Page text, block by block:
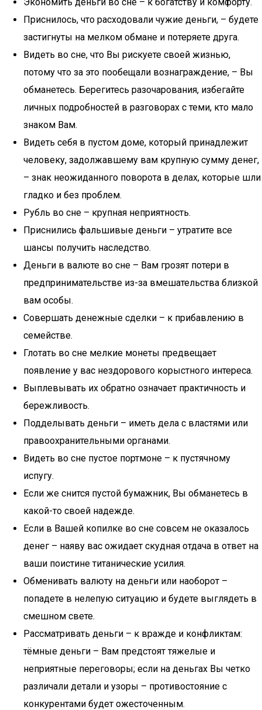
Приснилось, что расходовали чужие деньги, – будете
застигнуты на мелком обмане и потеряете друга.
Видеть во сне, что Вы рискуете своей жизнью,
потому что за это пообещали вознаграждение, – Вы
обманетесь. Берегитесь разочарования, избегайте
личных подробностей в разговорах с теми, кто мало
знаком Вам.
Видеть себя в пустом доме, который принадлежит
человеку, задолжавшему вам крупную сумму денег,
– знак неожиданного поворота в делах, которые шли
гладко и без проблем.
Рубль во сне – крупная неприятность.
Приснились фальшивые деньги – утратите все
шансы получить наследство.
Деньги в валюте во сне – Вам грозят потери в
предпринимательстве из-за вмешательства близкой
вам особы.
Совершать денежные сделки – к прибавлению в
семействе.
Глотать во сне мелкие монеты предвещает
появление у вас нездорового корыстного интереса.
Выплевывать их обратно означает практичность и
бережливость.
Подделывать деньги – иметь дела с властями или
правоохранительными органами.
Видеть во сне пустое портмоне – к пустячному
испугу.
Если же снится пустой бумажник, Вы обманетесь в
какой-то своей надежде.
Если в Вашей копилке во сне совсем не оказалось
денег – наяву вас ожидает скудная отдача в ответ на
ваши поистине титанические усилия.
Обменивать валюту на деньги или наоборот –
попадете в нелепую ситуацию и будете выглядеть в
смешном свете.
Рассматривать деньги – к вражде и конфликтам:
тёмные деньги – Вам предстоят тяжелые и
неприятные переговоры; если на деньгах Вы четко
различали детали и узоры – противостояние с
конкурентами будет ожесточенным.